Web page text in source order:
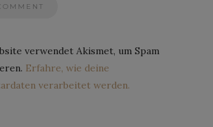
verwendet Akismet, um Spam
Erfahre, wie deine
verarbeitet werden.